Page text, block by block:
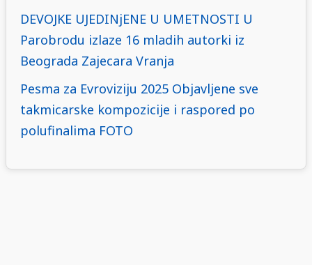
DEVOJKE UJEDINjENE U UMETNOSTI U
Parobrodu izlaze 16 mladih autorki iz
Beograda Zajecara Vranja
Pesma za Evroviziju 2025 Objavljene sve
takmicarske kompozicije i raspored po
polufinalima FOTO